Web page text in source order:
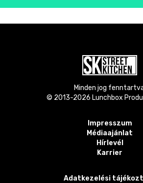
Minden jog
© 2013-2026 Lunchbox
Impresszum
Médiaajánlat
Hírlevél
Karrier
Adatkezelési